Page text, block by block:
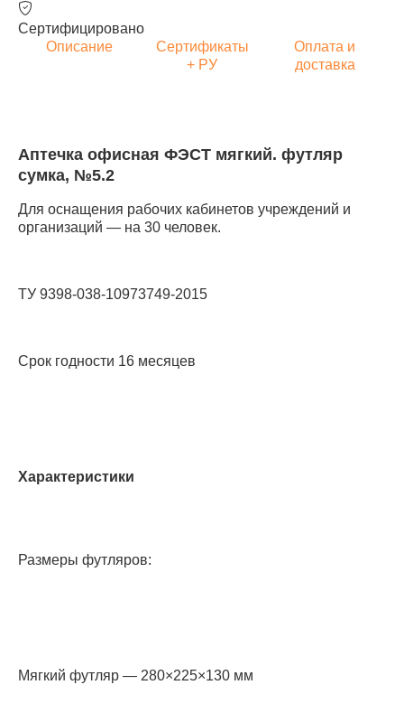
Сертифицировано
Описание
Сертификаты
+ РУ
Оплата и
доставка
Аптечка офисная ФЭСТ мягкий. футляр
сумка, №5.2
Для оснащения рабочих кабинетов учреждений и
организаций — на 30 человек.
ТУ 9398-038-10973749-2015
Срок годности 16 месяцев
Характеристики
Размеры футляров:
Мягкий футляр — 280×225×130 мм